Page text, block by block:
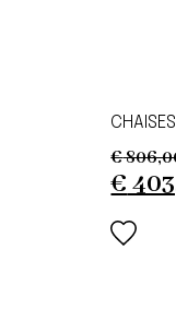
€
was:
€